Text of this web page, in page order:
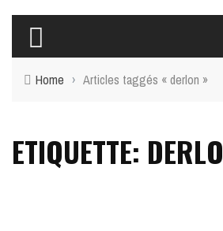
Home › Articles taggés « derlon »
ETIQUETTE: